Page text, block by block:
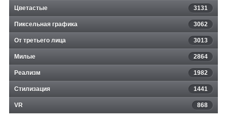
Цветастые 3131
Пиксельная графика 3062
От третьего лица 3013
Милые 2864
Реализм 1982
Стилизация 1441
VR 868